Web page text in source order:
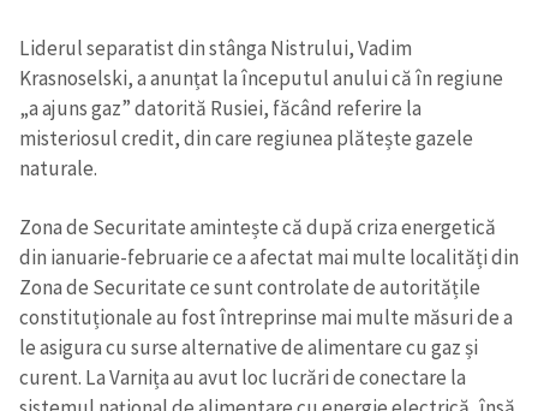
Liderul separatist din stânga Nistrului, Vadim
Krasnoselski, a anunțat la începutul anului că în regiune
„a ajuns gaz” datorită Rusiei, făcând referire la
misteriosul credit, din care regiunea plătește gazele
naturale.
Zona de Securitate amintește că după criza energetică
din ianuarie-februarie ce a afectat mai multe localități din
Zona de Securitate ce sunt controlate de autoritățile
constituționale au fost întreprinse mai multe măsuri de a
le asigura cu surse alternative de alimentare cu gaz și
curent. La Varnița au avut loc lucrări de conectare la